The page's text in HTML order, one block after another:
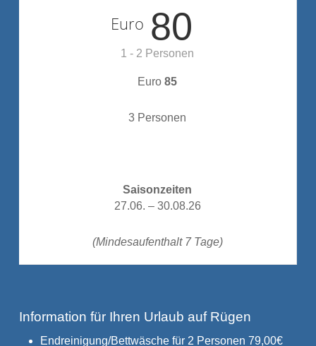
Euro80
1 - 2 Personen
Euro85
3 Personen
Saisonzeiten
27.06. – 30.08.26
(Mindesaufenthalt 7 Tage)
Information für Ihren Urlaub auf Rügen
Endreinigung/Bettwäsche für 2 Personen 79,00€